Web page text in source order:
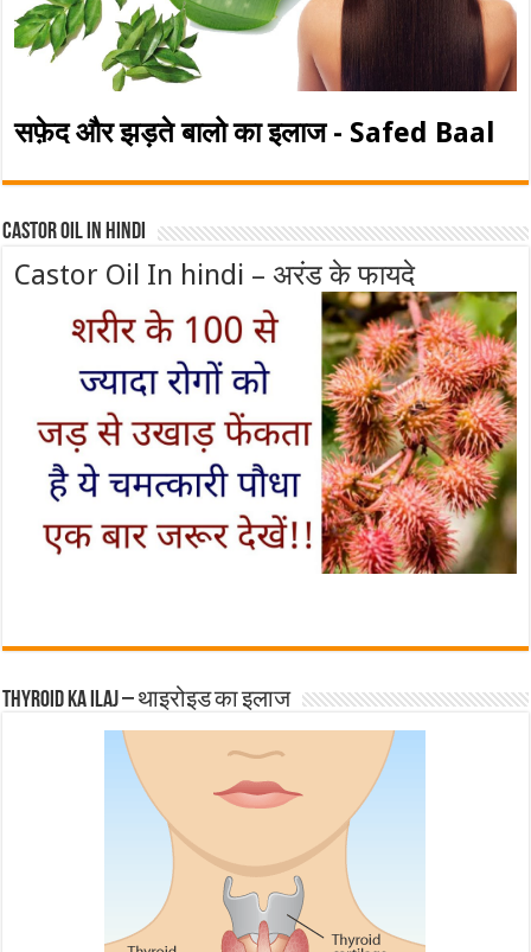
सफ़ेद और झड़ते बालो का इलाज - Safed Baal
Castor Oil In Hindi
Castor Oil In hindi – अरंड के फायदे
Thyroid ka ilaj – थाइरोइड का इलाज